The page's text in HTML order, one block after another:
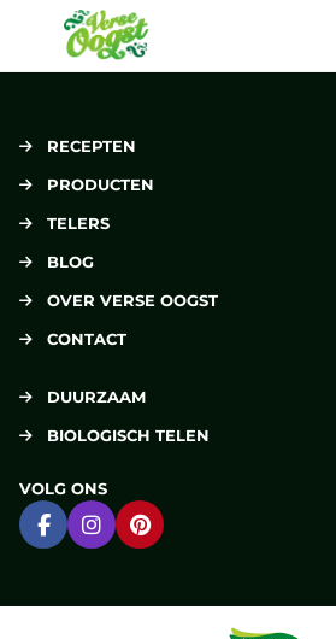
Verse Oogst
RECEPTEN
PRODUCTEN
TELERS
BLOG
OVER VERSE OOGST
CONTACT
DUURZAAM
BIOLOGISCH TELEN
VOLG ONS
Ga naar Facebook
Ga naar Instagram
Ga naar Pinterest